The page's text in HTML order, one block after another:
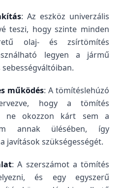
: Az eszköz univerzális
teszi, hogy szinte minden
olaj- és zsírtömítés
legyen a jármű
működés: A tömítéslehúzó
hogy a tömítés
ne okozzon kárt sem a
annak ülésében, így
javítások szükségességét.
: A szerszámot a tömítés
és egy egyszerű